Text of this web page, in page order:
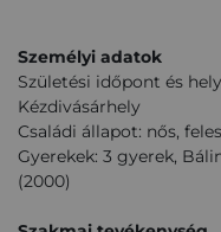
Személyi adatok
Születési időpont és
Kézdivásárhely
Családi állapot: nős,
Gyerekek: 3 gyerek,
(2000)